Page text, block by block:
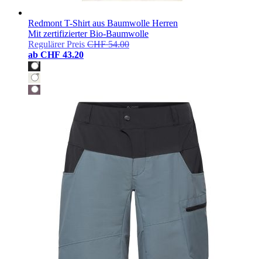
Redmont T-Shirt aus Baumwolle Herren
Mit zertifizierter Bio-Baumwolle
Regulärer Preis CHF 54.00
ab CHF 43.20